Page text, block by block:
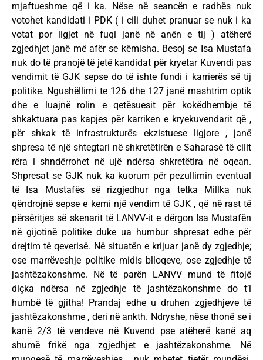
mjaftueshme që i ka. Nëse në seancën e radhës nuk
votohet kandidati i PDK ( i cili duhet pranuar se nuk i ka
votat por ligjet në fuqi janë në anën e tij ) atëherë
zgjedhjet janë më afër se këmisha. Besoj se Isa Mustafa
nuk do të pranojë të jetë kandidat për kryetar Kuvendi pas
vendimit të GJK sepse do të ishte fundi i karrierës së tij
politike. Ngushëllimi te 126 dhe 127 janë mashtrim optik
dhe e luajnë rolin e qetësuesit për kokëdhembje të
shkaktuara pas kapjes për karriken e kryekuvendarit që ,
për shkak të infrastrukturës ekzistuese ligjore , janë
shpresa të një shtegtari në shkretëtirën e Saharasë të cilit
rëra i shndërrohet në ujë ndërsa shkretëtira në oqean.
Shpresat se GJK nuk ka kuorum për pezullimin eventual
të Isa Mustafës së rizgjedhur nga tetka Millka nuk
qëndrojnë sepse e kemi një vendim të GJK , që në rast të
përsëritjes së skenarit të LANVV-it e dërgon Isa Mustafën
në gijotinë politike duke ua humbur shpresat edhe për
drejtim të qeverisë. Në situatën e krijuar janë dy zgjedhje;
ose marrëveshje politike midis blloqeve, ose zgjedhje të
jashtëzakonshme. Në të parën LANVV mund të fitojë
diçka ndërsa në zgjedhje të jashtëzakonshme do t’i
humbë të gjitha! Prandaj edhe u druhen zgjedhjeve të
jashtëzakonshme , deri në ankth. Ndryshe, nëse thonë se i
kanë 2/3 të vendeve në Kuvend pse atëherë kanë aq
shumë frikë nga zgjedhjet e jashtëzakonshme. Në